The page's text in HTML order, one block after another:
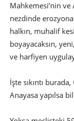
Mahkemesi’nin ve
nezdinde
halkın, muhalif
boyayacaksın,
ve harfiyen
İşte sıkıntı
Anayasa yapılsa